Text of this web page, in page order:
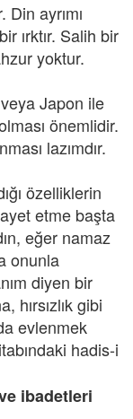
Din ayrımı
ırktır. Salih bir
yoktur.
Japon ile
önemlidir.
lazımdır.
özelliklerin
etme başta
eğer namaz
onunla
diyen bir
hırsızlık gibi
evlenmek
hadis-i
ibadetleri